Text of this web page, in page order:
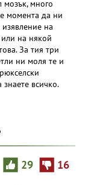
мозък, много
е момента да ни
на
на някой
За тия три
ни моля те и
всичко.
29 16